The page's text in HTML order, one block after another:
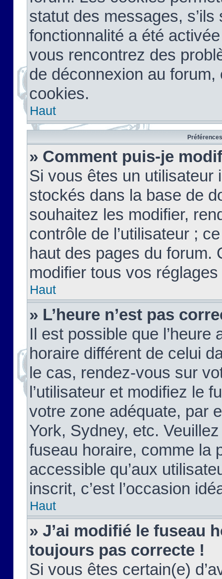
statut des messages,
fonctionnalité a été
vous rencontrez des
de déconnexion au
cookies.
Haut
» Comment puis-je
Si vous êtes un
stockés dans la base de
souhaitez les modifier,
contrôle de l’utilisateur ;
haut des pages du forum.
modifier tous vos
Haut
» L’heure n’est pas
Il est possible que
horaire différent de celui
le cas, rendez-vous sur
l’utilisateur et modifiez le
votre zone adéquate, par
York, Sydney, etc.
fuseau horaire, comme la
accessible qu’aux
inscrit, c’est l’occasion
Haut
» J’ai modifié le fuseau
toujours pas correcte !
Si vous êtes certain(e)